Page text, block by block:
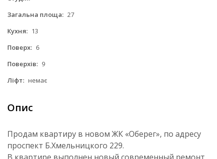
Загальна площа: 27
Кухня: 13
Поверх: 6
Поверхів: 9
Ліфт: немає
Опис
Продам квартиру в новом ЖК «Оберег», по адресу
проспект Б.Хмельницкого 229.